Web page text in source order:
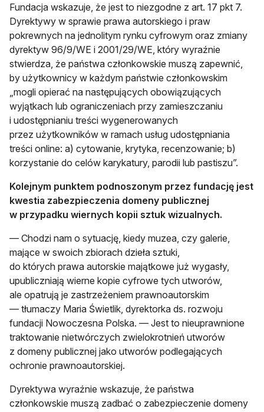
Fundacja wskazuje, że jest to niezgodne z art. 17 pkt 7.
Dyrektywy w sprawie prawa autorskiego i praw
pokrewnych na jednolitym rynku cyfrowym oraz zmiany
dyrektyw 96/9/WE i 2001/29/WE, który wyraźnie
stwierdza, że państwa członkowskie muszą zapewnić,
by użytkownicy w każdym państwie członkowskim
„mogli opierać na następujących obowiązujących
wyjątkach lub ograniczeniach przy zamieszczaniu
i udostępnianiu treści wygenerowanych
przez użytkowników w ramach usług udostępniania
treści online: a) cytowanie, krytyka, recenzowanie; b)
korzystanie do celów karykatury, parodii lub pastiszu”.
Kolejnym punktem podnoszonym przez fundację jest
kwestia zabezpieczenia domeny publicznej
w przypadku wiernych kopii sztuk wizualnych.
— Chodzi nam o sytuację, kiedy muzea, czy galerie,
mające w swoich zbiorach dzieła sztuki,
do których prawa autorskie majątkowe już wygasły,
upubliczniają wierne kopie cyfrowe tych utworów,
ale opatrują je zastrzeżeniem prawnoautorskim
— tłumaczy Maria Świetlik, dyrektorka ds. rozwoju
fundacji Nowoczesna Polska. — Jest to nieuprawnione
traktowanie nietwórczych zwielokrotnień utworów
z domeny publicznej jako utworów podlegających
ochronie prawnoautorskiej.
Dyrektywa wyraźnie wskazuje, że państwa
członkowskie muszą zadbać o zabezpieczenie domeny